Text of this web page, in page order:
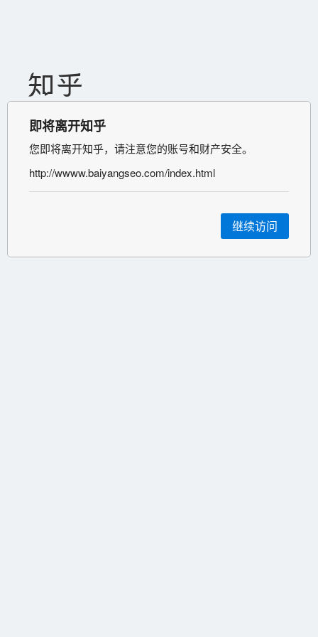
即将离开知乎
您即将离开知乎，请注意您的账号和财产安全。
http://wwww.baiyangseo.com/index.html
继续访问